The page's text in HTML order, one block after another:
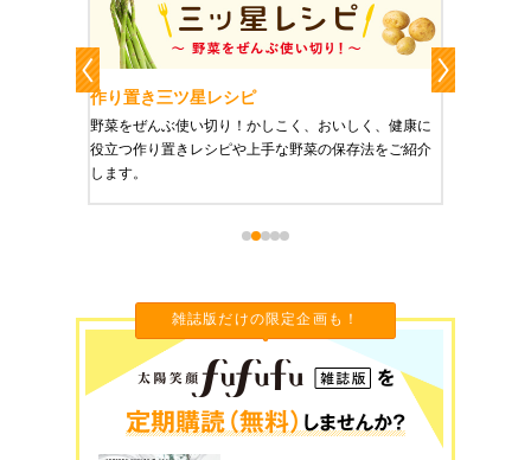
！かしこく、おいしく、健康に
や上手な野菜の保存法をご紹介
作り置きおかずレシピ
栄養豊富で美と健康にうれしい「作り置き
ご紹介します。
雑誌版だけの限定企画も！